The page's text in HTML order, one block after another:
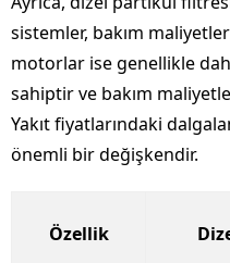
sistemler, bakım
motorlar ise genellikle
sahiptir ve bakım
Yakıt fiyatlarındaki
önemli bir değişkendir.
Özellik